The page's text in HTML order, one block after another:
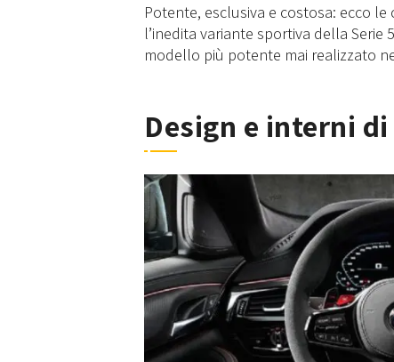
Potente, esclusiva e costosa: ecco
l’inedita variante sportiva della
modello più potente mai realizzato
Design e interni di